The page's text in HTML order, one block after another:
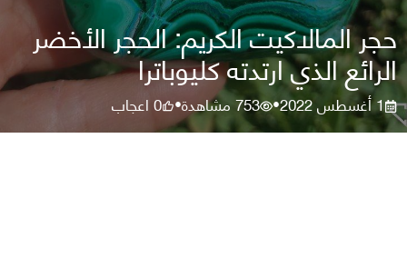
حجر المالاكيت الكريم: الحجر الأخضر
الرائع الذي ارتدته كليوباترا
1 أغسطس 2022 •
753مشاهدة•
0اعجاب